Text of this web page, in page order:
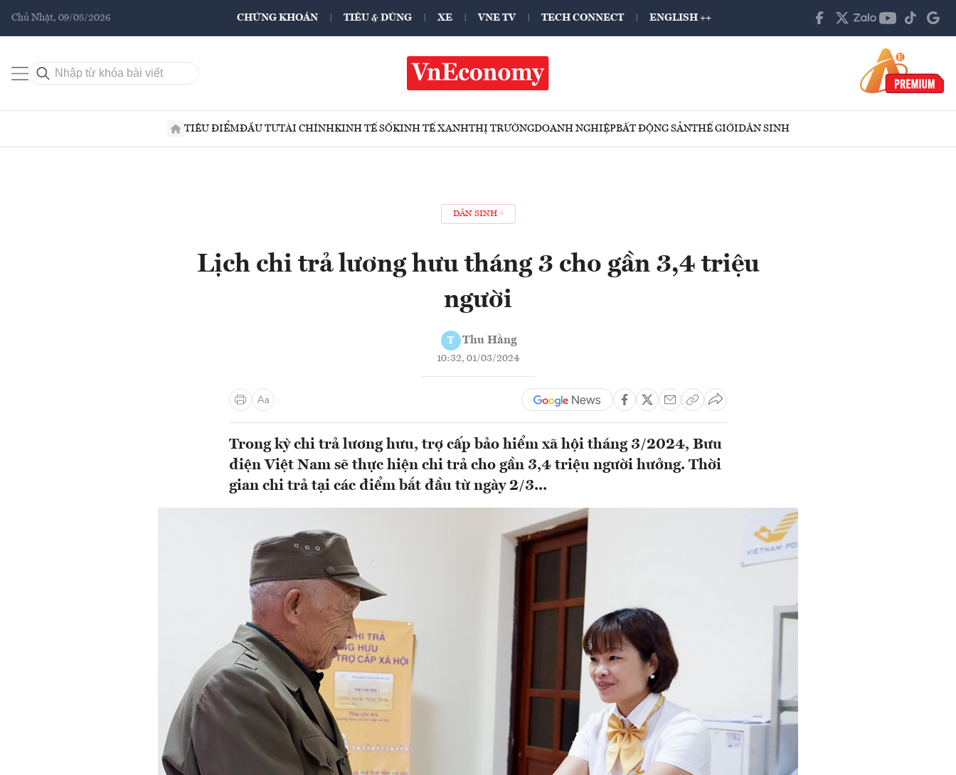
Chủ Nhật, 09/08/2026 CHỨNG KHOÁN TIÊU & DÙNG XE VNE TV TECH CONNECT ENGLISH ++
TIÊU ĐIỂMĐẦU TƯTÀI CHÍNHKINH TẾ SỐKINH TẾ XANHTHỊ TRƯỜNGDOANH NGHIỆPBẤT ĐỘNG SẢNTHẾ GIỚIDÂN SINH
DÂN SINH
Lịch chi trả lương hưu tháng 3 cho gần 3,4 triệu
người
T Thu Hằng
10:32, 01/03/2024
Trong kỳ chi trả lương hưu, trợ cấp bảo hiểm xã hội tháng 3/2024, Bưu
điện Việt Nam sẽ thực hiện chi trả cho gần 3,4 triệu người hưởng. Thời
gian chi trả tại các điểm bắt đầu từ ngày 2/3...